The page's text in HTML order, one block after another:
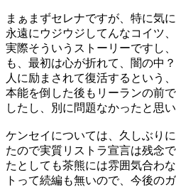
まぁまずセレナですが、特に気
永遠にウジウジしてんなコイツ
実際そういうストーリーですし
も、最初は心が折れて、闇の中
人に励まされて復活するという
本能を倒した後もリーランの前
したし、別に問題なかったと思い
ケンセイについては、久しぶり
たので実質リストラ宣言は残念
たとしても茶熊には雰囲気合わ
トって続編も無いので、今後の